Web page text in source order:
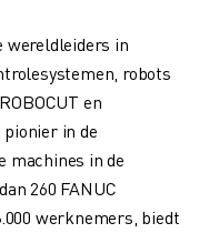
wereldleiders in
robots
en
pionier in de
machines in de
260 FANUC
werknemers, biedt